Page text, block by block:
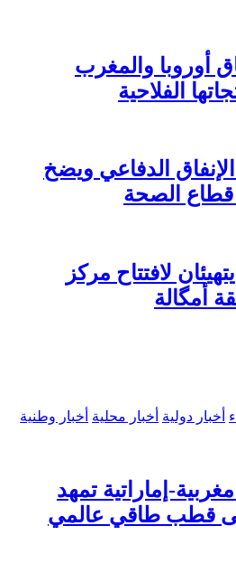
أوروبا والمغرب
الفلاحية
الدفاعي ويضخ
قطاع الصحة
لافتتاح مركز
أمگالة
أخبار دولية أخبار محلية أخبار وطنية
إماراتية تمهد
قطب طاقي عالمي